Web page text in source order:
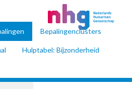
Bepalingenclusters
Hulptabel: Bijzonderheid